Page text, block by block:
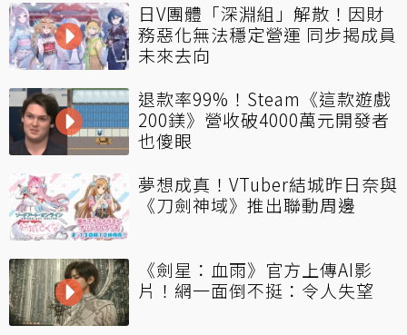
日V團體「深淵組」解散！因財
務惡化無法穩定營運 同步揭成員
未來去向
退款率99%！Steam《這款遊戲
200鎂》營收破4000萬元開發者
也傻眼
夢想成真！VTuber結城昨日奈與
《刀劍神域》推出聯動周邊
《劍星：血雨》官方上傳AI影
片！網一面倒不挺：令人失望